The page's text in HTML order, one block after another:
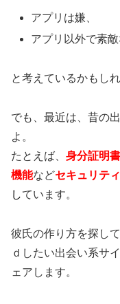
アプリは嫌、
アプリ以外で素
と考えているかもしれ
でも、最近は、昔の
よ。
たとえば、 身分証明
機能などセキュリテ
しています。
彼氏の作り方を探し
ｄしたい出会い系サ
ェアします。